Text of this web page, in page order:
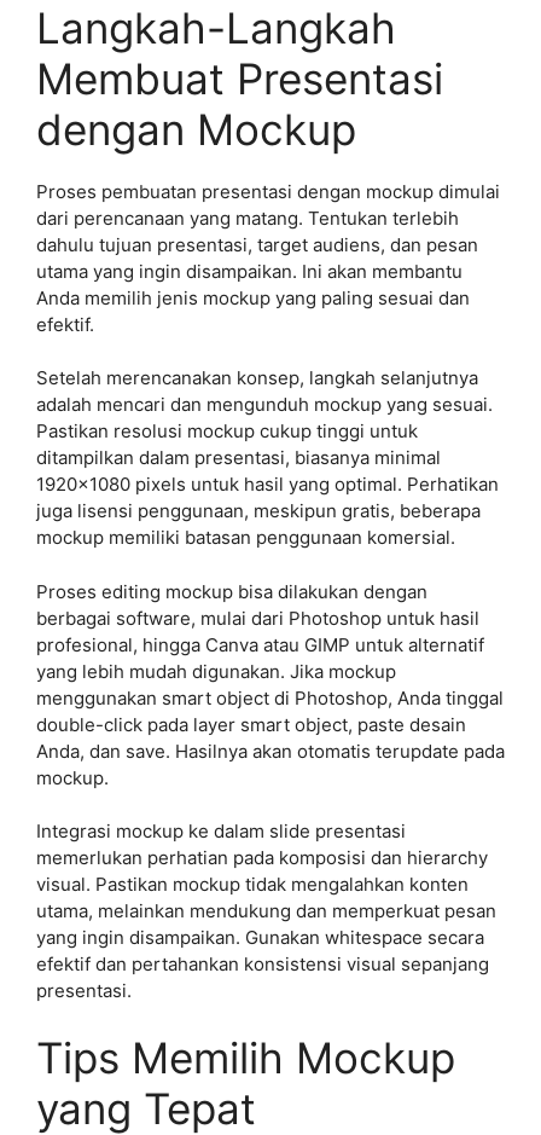
Langkah-Langkah
Membuat Presentasi
dengan Mockup
Proses pembuatan presentasi dengan mockup dimulai
dari perencanaan yang matang. Tentukan terlebih
dahulu tujuan presentasi, target audiens, dan pesan
utama yang ingin disampaikan. Ini akan membantu
Anda memilih jenis mockup yang paling sesuai dan
efektif.
Setelah merencanakan konsep, langkah selanjutnya
adalah mencari dan mengunduh mockup yang sesuai.
Pastikan resolusi mockup cukup tinggi untuk
ditampilkan dalam presentasi, biasanya minimal
1920×1080 pixels untuk hasil yang optimal. Perhatikan
juga lisensi penggunaan, meskipun gratis, beberapa
mockup memiliki batasan penggunaan komersial.
Proses editing mockup bisa dilakukan dengan
berbagai software, mulai dari Photoshop untuk hasil
profesional, hingga Canva atau GIMP untuk alternatif
yang lebih mudah digunakan. Jika mockup
menggunakan smart object di Photoshop, Anda tinggal
double-click pada layer smart object, paste desain
Anda, dan save. Hasilnya akan otomatis terupdate pada
mockup.
Integrasi mockup ke dalam slide presentasi
memerlukan perhatian pada komposisi dan hierarchy
visual. Pastikan mockup tidak mengalahkan konten
utama, melainkan mendukung dan memperkuat pesan
yang ingin disampaikan. Gunakan whitespace secara
efektif dan pertahankan konsistensi visual sepanjang
presentasi.
Tips Memilih Mockup
yang Tepat